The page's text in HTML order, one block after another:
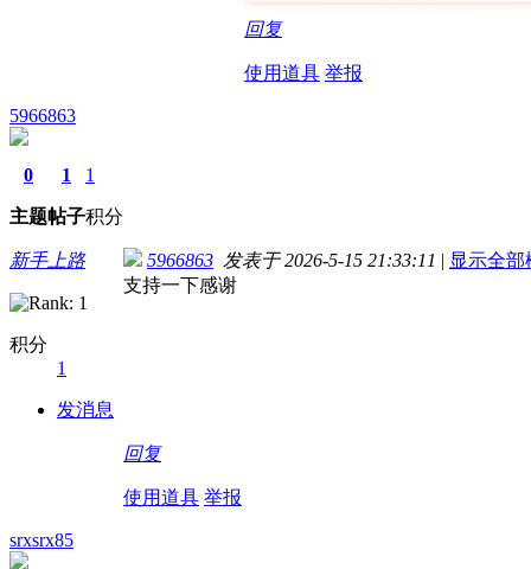
回复
使用道具 举报
5966863
0
主题
1
帖子
1
积分
新手上路
积分
1
发消息
5966863 发表于 2026-5-15 21:33:11 | 显示全部
支持一下感谢
回复
使用道具 举报
srxsrx85